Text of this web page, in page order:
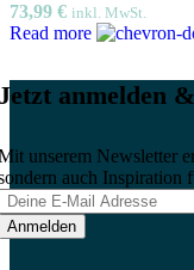
73,99 € inkl. MwSt.
Read more
anmelden
unserem Newsletter
auch Inspiration